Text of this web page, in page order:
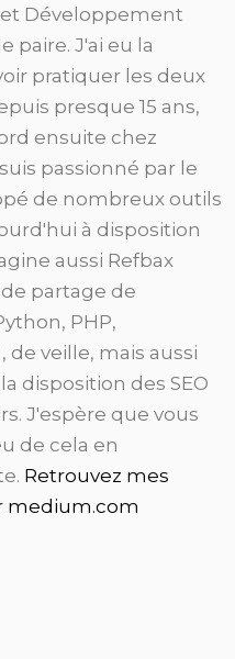
Développement
paire. J'ai eu la
pratiquer les deux
presque 15 ans,
ensuite chez
passionné par le
de nombreux outils
à disposition
aussi Refbax
partage de
PHP,
veille, mais aussi
disposition des SEO
J'espère que vous
de cela en
Retrouvez mes
medium.com